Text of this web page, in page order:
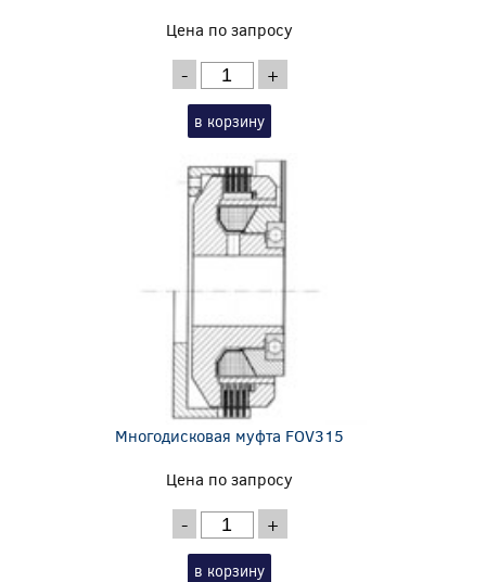
Цена по запросу
- +
в корзину
Многодисковая муфта FOV315
Цена по запросу
- +
в корзину